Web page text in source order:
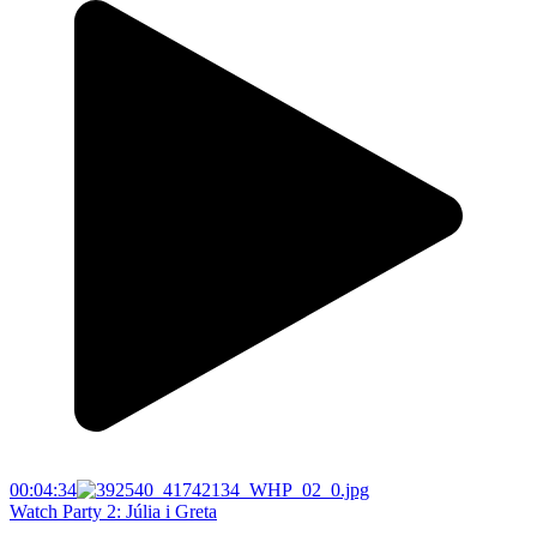
00:04:34
Watch Party 2: Júlia i Greta